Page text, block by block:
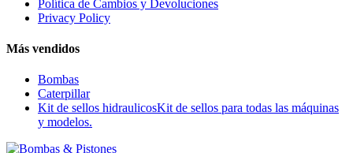
Política de Cambios y Devoluciones
Privacy Policy
Más vendidos
Bombas
Caterpillar
Kit de sellos hidraulicosKit de sellos para todas las máquinas
y modelos.